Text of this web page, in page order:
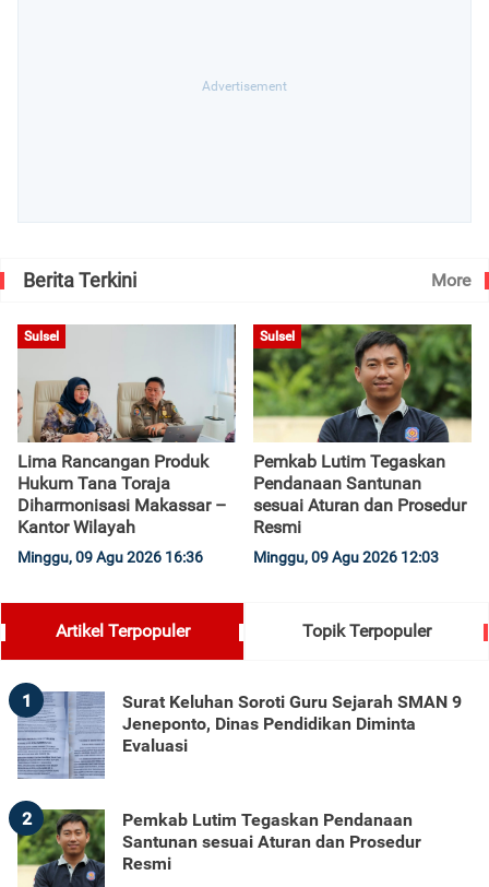
Berita Terkini More
Sulsel
Lima Rancangan Produk
Hukum Tana Toraja
Diharmonisasi Makassar –
Kantor Wilayah
Minggu, 09 Agu 2026 16:36
Sulsel
Pemkab Lutim Tegaskan
Pendanaan Santunan
sesuai Aturan dan Prosedur
Resmi
Minggu, 09 Agu 2026 12:03
Artikel Terpopuler Topik Terpopuler
1
Surat Keluhan Soroti Guru Sejarah SMAN 9
Jeneponto, Dinas Pendidikan Diminta
Evaluasi
2
Pemkab Lutim Tegaskan Pendanaan
Santunan sesuai Aturan dan Prosedur
Resmi